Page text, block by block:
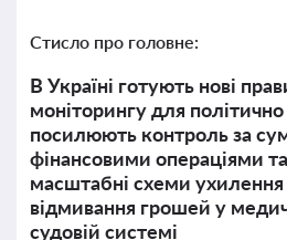
Стисло про головне:
В Україні готують нові
моніторингу для
посилюють контроль за
фінансовими операціями
масштабні схеми ухилення
відмивання грошей у
судовій системі